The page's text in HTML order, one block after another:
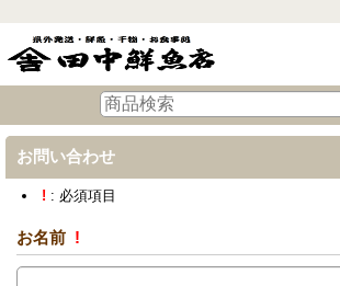
お問い合わせ
! : 必須項目
お名前 !